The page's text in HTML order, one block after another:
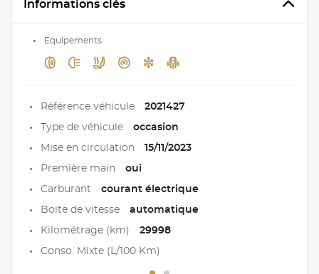
Informations clés
Equipements
Référence véhicule 2021427
Type de véhicule occasion
Mise en circulation 15/11/2023
Première main oui
Carburant courant électrique
Boite de vitesse automatique
Kilométrage (km) 29998
Conso. Mixte (L/100 Km)